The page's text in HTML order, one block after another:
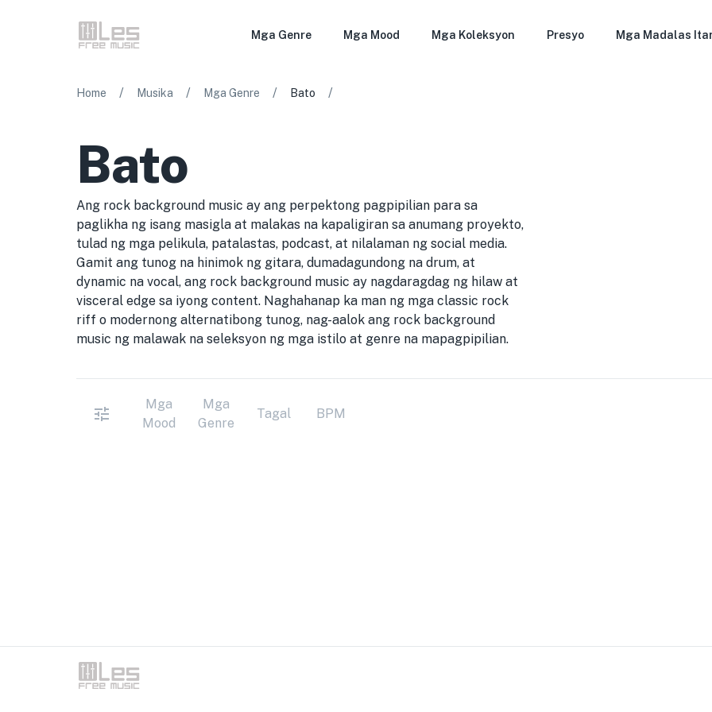
Mga Genre Mga Mood Mga Koleksyon Presyo Mga Madalas
Home / Musika / Mga Genre / Bato /
Bato
Ang rock background music ay ang perpektong pagpipilian para sa
paglikha ng isang masigla at malakas na kapaligiran sa anumang proyekto,
tulad ng mga pelikula, patalastas, podcast, at nilalaman ng social media.
Gamit ang tunog na hinimok ng gitara, dumadagundong na drum, at
dynamic na vocal, ang rock background music ay nagdaragdag ng hilaw at
visceral edge sa iyong content. Naghahanap ka man ng mga classic rock
riff o modernong alternatibong tunog, nag-aalok ang rock background
music ng malawak na seleksyon ng mga istilo at genre na mapagpipilian.
Mga
Mood
Mga
Genre
Tagal BPM